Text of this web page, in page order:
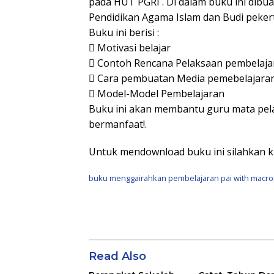
Pendidikan Agama Islam dan Budi
Buku ini berisi :
 Motivasi belajar
 Contoh Rencana Pelaksaan
 Cara pembuatan Media
 Model-Model Pembelajaran
Buku ini akan membantu guru mata
bermanfaat!.
Untuk mendownload buku ini silahkan
buku menggairahkan pembelajaran pai with
Read Also